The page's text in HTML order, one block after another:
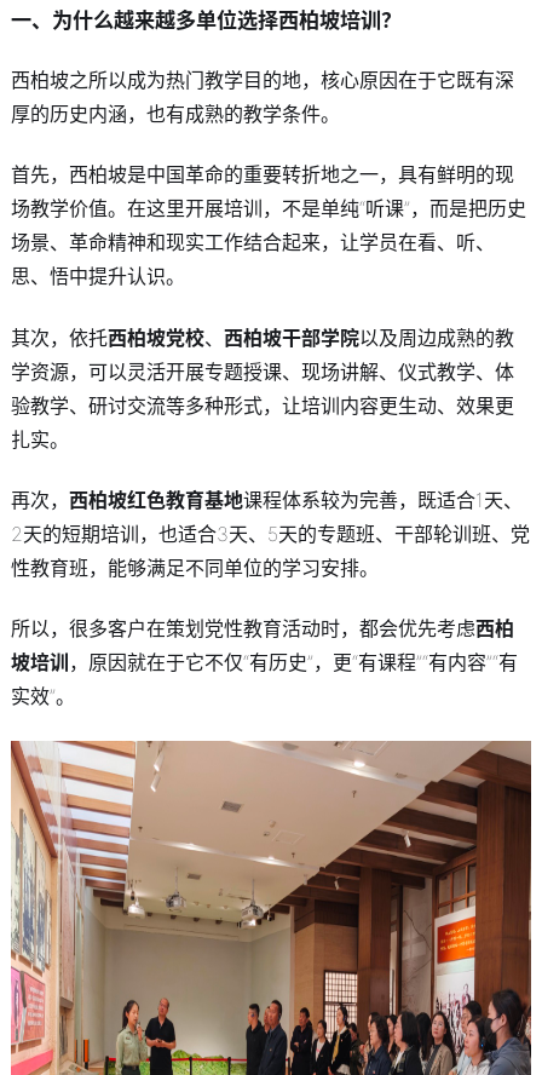
一、为什么越来越多单位选择西柏坡培训？
西柏坡之所以成为热门教学目的地，核心原因在于它既有深
厚的历史内涵，也有成熟的教学条件。
首先，西柏坡是中国革命的重要转折地之一，具有鲜明的现
场教学价值。在这里开展培训，不是单纯“听课”，而是把历史
场景、革命精神和现实工作结合起来，让学员在看、听、
思、悟中提升认识。
其次，依托西柏坡党校、 西柏坡干部学院以及周边成熟的教
学资源，可以灵活开展专题授课、现场讲解、仪式教学、体
验教学、研讨交流等多种形式，让培训内容更生动、效果更
扎实。
再次， 西柏坡红色教育基地课程体系较为完善，既适合1天、
2天的短期培训，也适合3天、5天的专题班、干部轮训班、党
性教育班，能够满足不同单位的学习安排。
所以，很多客户在策划党性教育活动时，都会优先考虑西柏
坡培训 ，原因就在于它不仅“有历史”，更“有课程”“有内容”“有
实效”。